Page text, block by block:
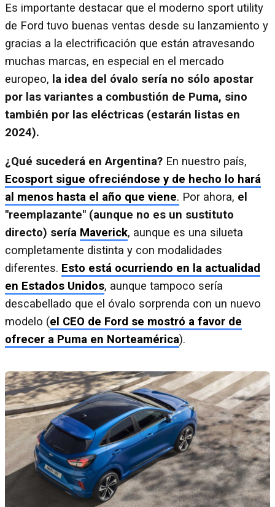
Es importante destacar que el moderno sport utility
de Ford tuvo buenas ventas desde su lanzamiento y
gracias a la electrificación que están atravesando
muchas marcas, en especial en el mercado
europeo, la idea del óvalo sería no sólo apostar
por las variantes a combustión de Puma, sino
también por las eléctricas (estarán listas en
2024).
¿Qué sucederá en Argentina? En nuestro país,
Ecosport sigue ofreciéndose y de hecho lo hará
al menos hasta el año que viene. Por ahora, el
"reemplazante" (aunque no es un sustituto
directo) sería Maverick, aunque es una silueta
completamente distinta y con modalidades
diferentes. Esto está ocurriendo en la actualidad
en Estados Unidos, aunque tampoco sería
descabellado que el óvalo sorprenda con un nuevo
modelo (el CEO de Ford se mostró a favor de
ofrecer a Puma en Norteamérica).